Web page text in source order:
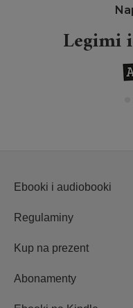
Legimi
Ebooki i audiobooki
Regulaminy
Kup na prezent
Abonamenty